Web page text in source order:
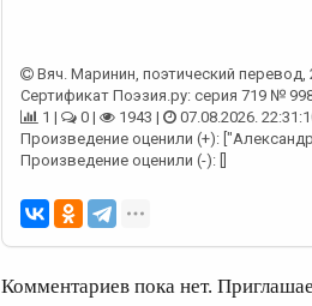
Вяч. Маринин, поэтический перевод,
Сертификат Поэзия.ру: серия 719 №
1 |
0 | 1943 |
07.08.2026.
Произведение оценили (+):
Произведение оценили (-): []
Комментариев пока нет.